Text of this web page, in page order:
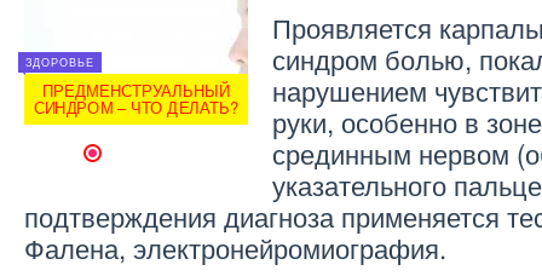
ЗДОРОВЬЕ
ПРЕДМЕНСТРУАЛЬНЫЙ
СИНДРОМ – ЧТО ДЕЛАТЬ?
ЗДОРОВЬЕ
ПРЕДМЕНСТРУАЛЬНЫЙ
СИНДРОМ – ЧТО ДЕЛАТЬ?
Проявляется
синдром болью,
нарушением
руки, особенно в
срединным нервом
указательного
подтверждения диагноза применяется
Фалена, электронейромиография.